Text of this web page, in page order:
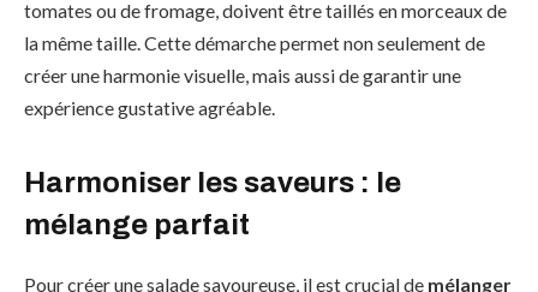
tomates ou de fromage, doivent être taillés en morceaux de
la même taille. Cette démarche permet non seulement de
créer une harmonie visuelle, mais aussi de garantir une
expérience gustative agréable.
Harmoniser les saveurs : le
mélange parfait
Pour créer une salade savoureuse, il est crucial de mélanger